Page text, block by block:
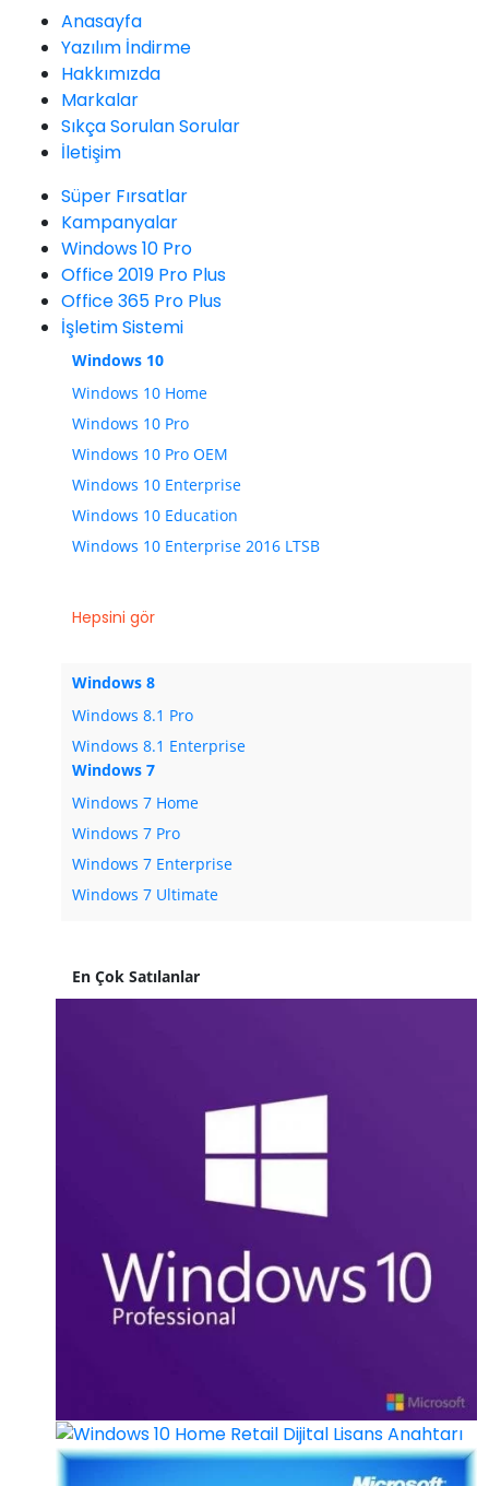
Anasayfa
Yazılım İndirme
Hakkımızda
Markalar
Sıkça Sorulan Sorular
İletişim
Süper Fırsatlar
Kampanyalar
Windows 10 Pro
Office 2019 Pro Plus
Office 365 Pro Plus
İşletim Sistemi
Windows 10
Windows 10 Home
Windows 10 Pro
Windows 10 Pro OEM
Windows 10 Enterprise
Windows 10 Education
Windows 10 Enterprise 2016 LTSB
Hepsini gör
Windows 8
Windows 8.1 Pro
Windows 8.1 Enterprise
Windows 7
Windows 7 Home
Windows 7 Pro
Windows 7 Enterprise
Windows 7 Ultimate
En Çok Satılanlar